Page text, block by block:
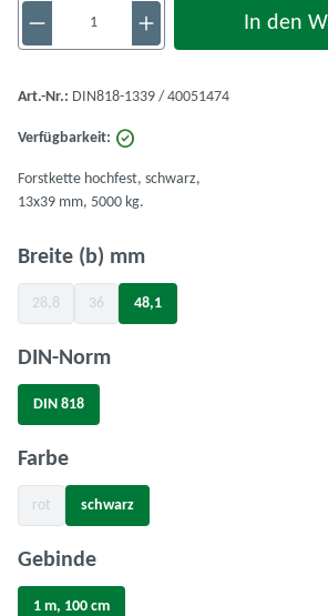
Produkt Anzahl: Gib denIn den
Art.-Nr.: DIN818-1339 / 40051474
Verfügbarkeit:
Forstkette hochfest, schwarz,
13x39 mm, 5000 kg.
Breite (b) mmauswählen
28,8(Diese Option ist zurzeit nicht verfügbar.)
36(Diese Option ist zurzeit nicht verfügbar.)
48,1
DIN-Normauswählen
DIN 818
Farbeauswählen
rot(Diese Option ist zurzeit nicht verfügbar.)
schwarz
Gebindeauswählen
1 m, 100 cm